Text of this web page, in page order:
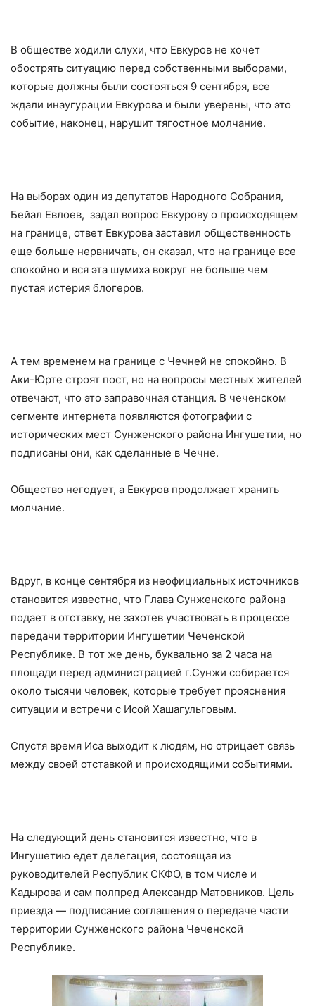
В обществе ходили слухи, что Евкуров не хочет
обострять ситуацию перед собственными выборами,
которые должны были состояться 9 сентября, все
ждали инаугурации Евкурова и были уверены, что это
событие, наконец, нарушит тягостное молчание.
На выборах один из депутатов Народного Собрания,
Бейал Евлоев, задал вопрос Евкурову о происходящем
на границе, ответ Евкурова заставил общественность
еще больше нервничать, он сказал, что на границе все
спокойно и вся эта шумиха вокруг не больше чем
пустая истерия блогеров.
А тем временем на границе с Чечней не спокойно. В
Аки-Юрте строят пост, но на вопросы местных жителей
отвечают, что это заправочная станция. В чеченском
сегменте интернета появляются фотографии с
исторических мест Сунженского района Ингушетии, но
подписаны они, как сделанные в Чечне.
Общество негодует, а Евкуров продолжает хранить
молчание.
Вдруг, в конце сентября из неофициальных источников
становится известно, что Глава Сунженского района
подает в отставку, не захотев участвовать в процессе
передачи территории Ингушетии Чеченской
Республике. В тот же день, буквально за 2 часа на
площади перед администрацией г.Сунжи собирается
около тысячи человек, которые требует прояснения
ситуации и встречи с Исой Хашагульговым.
Спустя время Иса выходит к людям, но отрицает связь
между своей отставкой и происходящими событиями.
На следующий день становится известно, что в
Ингушетию едет делегация, состоящая из
руководителей Республик СКФО, в том числе и
Кадырова и сам полпред Александр Матовников. Цель
приезда — подписание соглашения о передаче части
территории Сунженского района Чеченской
Республике.